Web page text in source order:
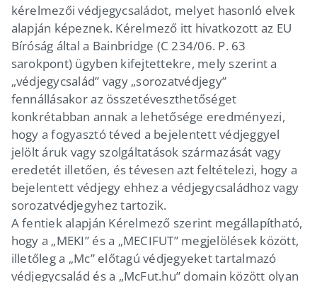
kérelmezői védjegycsaládot, melyet hasonló elvek
alapján képeznek. Kérelmező itt hivatkozott az EU
Bíróság által a Bainbridge (C 234/06. P. 63
sarokpont) ügyben kifejtettekre, mely szerint a
„védjegycsalád” vagy „sorozatvédjegy”
fennállásakor az összetéveszthetőséget
konkrétabban annak a lehetősége eredményezi,
hogy a fogyasztó téved a bejelentett védjeggyel
jelölt áruk vagy szolgáltatások származását vagy
eredetét illetően, és tévesen azt feltételezi, hogy a
bejelentett védjegy ehhez a védjegycsaládhoz vagy
sorozatvédjegyhez tartozik.
A fentiek alapján Kérelmező szerint megállapítható,
hogy a „MEKI” és a „MECIFUT” megjelölések között,
illetőleg a „Mc” előtagú védjegyeket tartalmazó
védjegycsalád és a „McFut.hu” domain között olyan